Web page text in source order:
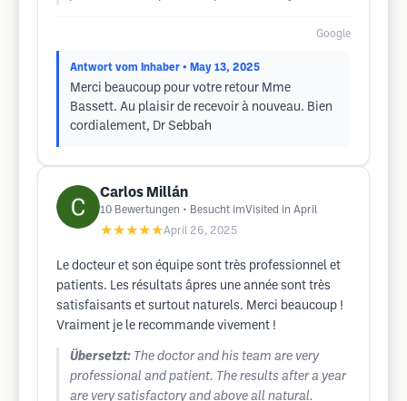
Google
Antwort vom Inhaber • May 13, 2025
Merci beaucoup pour votre retour Mme
Bassett. Au plaisir de recevoir à nouveau. Bien
cordialement, Dr Sebbah
Carlos Millán
10 Bewertungen • Besucht imVisited in April
★★★★★April 26, 2025
Le docteur et son équipe sont très professionnel et
patients. Les résultats âpres une année sont très
satisfaisants et surtout naturels. Merci beaucoup !
Vraiment je le recommande vivement !
Übersetzt: The doctor and his team are very
professional and patient. The results after a year
are very satisfactory and above all natural.